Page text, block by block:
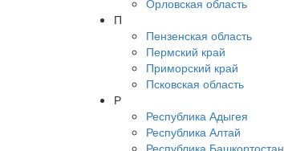
Орловская область
П
Пензенская область
Пермский край
Приморский край
Псковская область
Р
Республика Адыгея
Республика Алтай
Республика Башкортостан